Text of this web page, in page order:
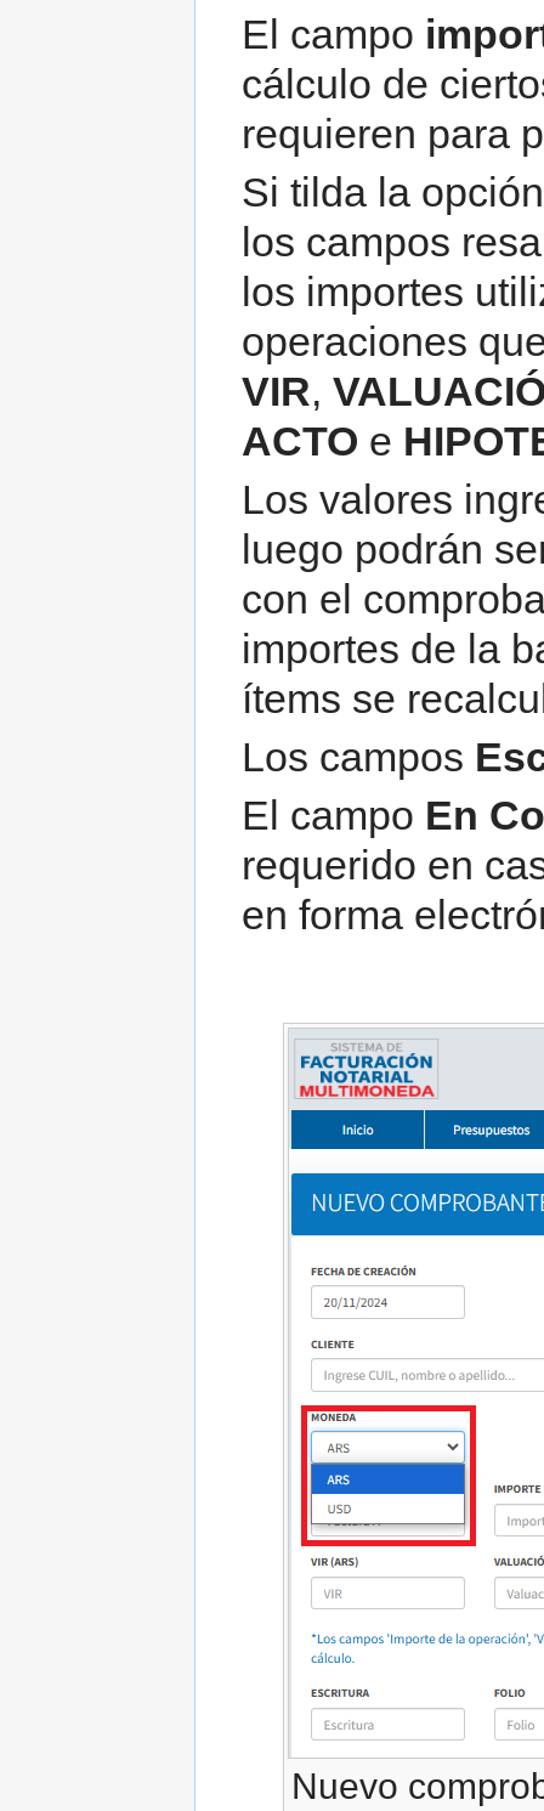
El campo
cálculo de
requieren para
Si tilda la
los campos
los importes
operaciones
VIR,
ACTO e
Los valores
luego podrán
con el
importes de la
ítems se
Los campos
El campo En
requerido en
en forma
Nuevo